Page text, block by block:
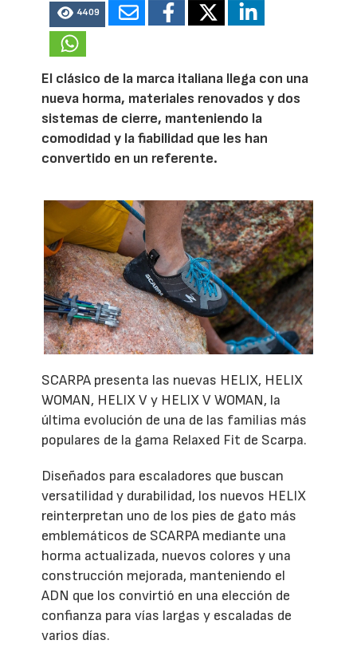
4409
El clásico de la marca italiana llega con una
nueva horma, materiales renovados y dos
sistemas de cierre, manteniendo la
comodidad y la fiabilidad que les han
convertido en un referente.
SCARPA presenta las nuevas HELIX, HELIX
WOMAN, HELIX V y HELIX V WOMAN, la
última evolución de una de las familias más
populares de la gama Relaxed Fit de Scarpa.
Diseñados para escaladores que buscan
versatilidad y durabilidad, los nuevos HELIX
reinterpretan uno de los pies de gato más
emblemáticos de SCARPA mediante una
horma actualizada, nuevos colores y una
construcción mejorada, manteniendo el
ADN que los convirtió en una elección de
confianza para vías largas y escaladas de
varios días.